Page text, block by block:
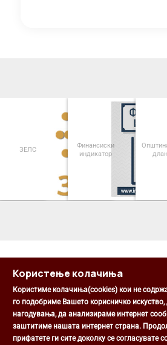
ЗЕЛС
Финансиски
индикатор
Општина
Михаил Цоков бр. 1,
Користење колачиња
Користиме колачиња(cookies) кои не
го подобриме Вашето корисничко
нагодувања, да анализираме интернет
заштитиме нашата интернет страна.
прифатете ги сите доколку се согласувате